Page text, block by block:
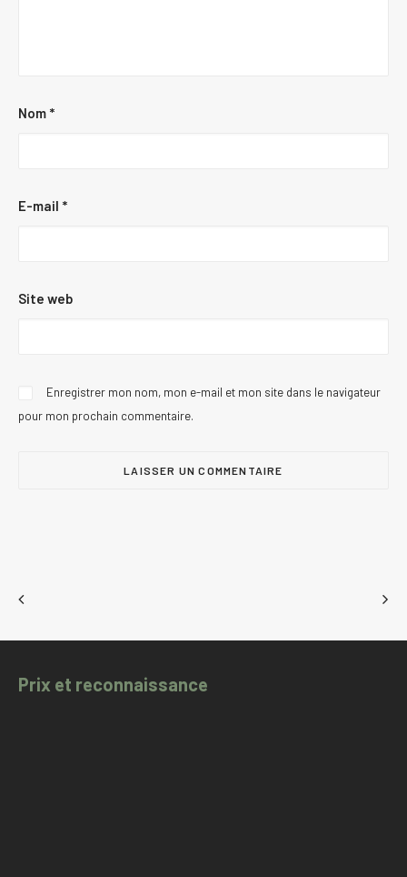
Nom *
E-mail *
Site web
Enregistrer mon nom, mon e-mail et mon site dans le navigateur
pour mon prochain commentaire.
Prix et reconnaissance